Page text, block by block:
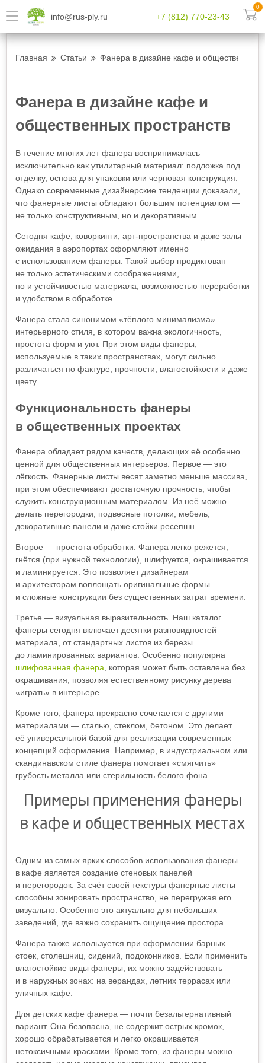
info@rus-ply.ru +7 (812) 770-23-43
0
Главная Статьи Фанера в дизайне кафе и общественных
Фанера в дизайне кафе и
общественных пространств
В течение многих лет фанера воспринималась
исключительно как утилитарный материал: подложка под
отделку, основа для упаковки или черновая конструкция.
Однако современные дизайнерские тенденции доказали,
что фанерные листы обладают большим потенциалом —
не только конструктивным, но и декоративным.
Сегодня кафе, коворкинги, арт-пространства и даже залы
ожидания в аэропортах оформляют именно
с использованием фанеры. Такой выбор продиктован
не только эстетическими соображениями,
но и устойчивостью материала, возможностью переработки
и удобством в обработке.
Фанера стала синонимом «тёплого минимализма» —
интерьерного стиля, в котором важна экологичность,
простота форм и уют. При этом виды фанеры,
используемые в таких пространствах, могут сильно
различаться по фактуре, прочности, влагостойкости и даже
цвету.
Функциональность фанеры
в общественных проектах
Фанера обладает рядом качеств, делающих её особенно
ценной для общественных интерьеров. Первое — это
лёгкость. Фанерные листы весят заметно меньше массива,
при этом обеспечивают достаточную прочность, чтобы
служить конструкционным материалом. Из неё можно
делать перегородки, подвесные потолки, мебель,
декоративные панели и даже стойки ресепшн.
Второе — простота обработки. Фанера легко режется,
гнётся (при нужной технологии), шлифуется, окрашивается
и ламинируется. Это позволяет дизайнерам
и архитекторам воплощать оригинальные формы
и сложные конструкции без существенных затрат времени.
Третье — визуальная выразительность. Наш каталог
фанеры сегодня включает десятки разновидностей
материала, от стандартных листов из березы
до ламинированных вариантов. Особенно популярна
шлифованная фанера, которая может быть оставлена без
окрашивания, позволяя естественному рисунку дерева
«играть» в интерьере.
Кроме того, фанера прекрасно сочетается с другими
материалами — сталью, стеклом, бетоном. Это делает
её универсальной базой для реализации современных
концепций оформления. Например, в индустриальном или
скандинавском стиле фанера помогает «смягчить»
грубость металла или стерильность белого фона.
Примеры применения фанеры
в кафе и общественных местах
Одним из самых ярких способов использования фанеры
в кафе является создание стеновых панелей
и перегородок. За счёт своей текстуры фанерные листы
способны зонировать пространство, не перегружая его
визуально. Особенно это актуально для небольших
заведений, где важно сохранить ощущение простора.
Фанера также используется при оформлении барных
стоек, столешниц, сидений, подоконников. Если применить
влагостойкие виды фанеры, их можно задействовать
и в наружных зонах: на верандах, летних террасах или
уличных кафе.
Для детских кафе фанера — почти безальтернативный
вариант. Она безопасна, не содержит острых кромок,
хорошо обрабатывается и легко окрашивается
нетоксичными красками. Кроме того, из фанеры можно